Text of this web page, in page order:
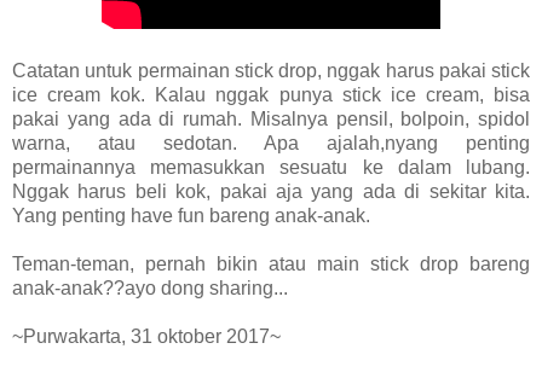
Catatan untuk permainan stick drop, nggak harus pakai stick
ice cream kok. Kalau nggak punya stick ice cream, bisa
pakai yang ada di rumah. Misalnya pensil, bolpoin, spidol
warna, atau sedotan. Apa ajalah,nyang penting
permainannya memasukkan sesuatu ke dalam lubang.
Nggak harus beli kok, pakai aja yang ada di sekitar kita.
Yang penting have fun bareng anak-anak.
Teman-teman, pernah bikin atau main stick drop bareng
anak-anak??ayo dong sharing...
~Purwakarta, 31 oktober 2017~